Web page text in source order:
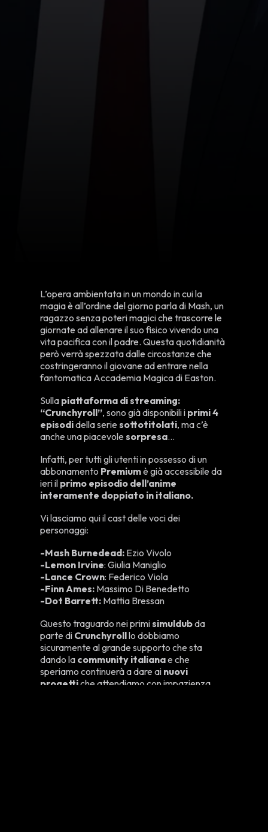
L’opera ambientata in un mondo in cui la
magia è all’ordine del giorno parla di Mash, un
ragazzo senza poteri magici che trascorre le
giornate ad allenare il suo fisico vivendo una
vita pacifica con il padre. Questa quotidianità
però verrà spezzata dalle circostanze che
costringeranno il giovane ad entrare nella
fantomatica Accademia Magica di Easton.
Sulla piattaforma di streaming:
“Crunchyroll”, sono già disponibili i primi 4
episodidella seriesottotitolati, ma c’è
anche una piacevolesorpresa…
Infatti, per tutti gli utenti in possesso di un
abbonamento Premiumè già accessibile da
ieri il primo episodio dell’anime
interamente doppiato in italiano.
Vi lasciamo qui il cast delle voci dei
personaggi:
-Mash Burnedead: Ezio Vivolo
-Lemon Irvine: Giulia Maniglio
-Lance Crown: Federico Viola
-Finn Ames: Massimo Di Benedetto
-Dot Barrett: Mattia Bressan
Questo traguardo nei primisimuldubda
parte di Crunchyrolllo dobbiamo
sicuramente al grande supporto che sta
dando la community italianae che
speriamo continuerà a dare ai nuovi
progettiche attendiamo con impazienza.